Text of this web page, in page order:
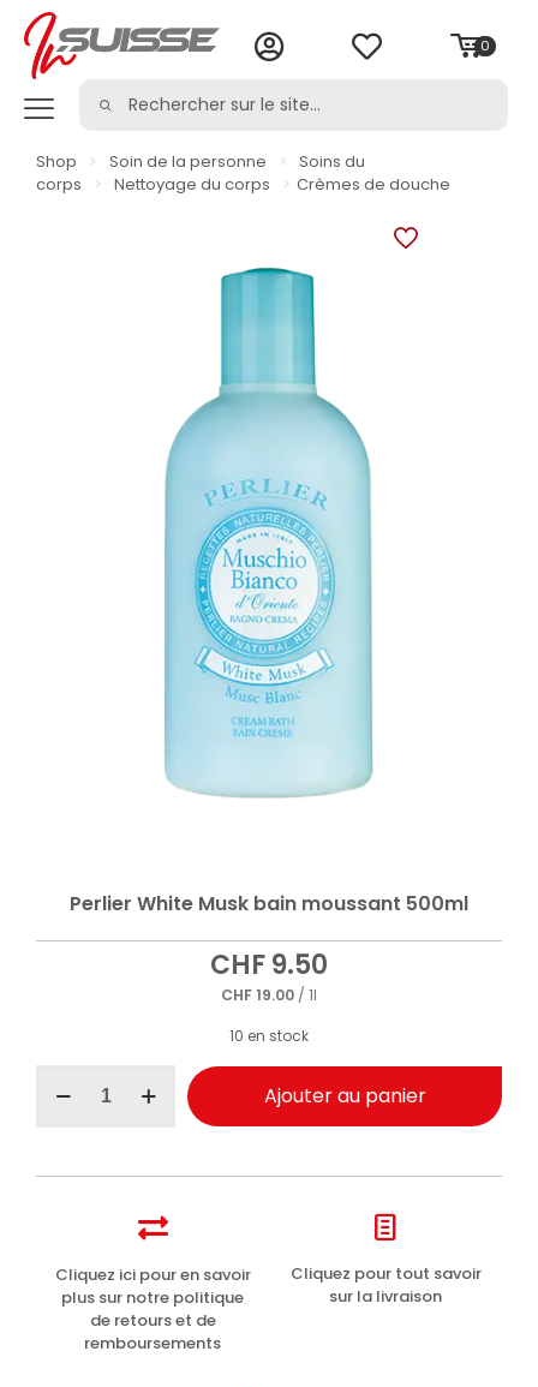
0
Shop > Soin de la personne >
Soins du
corps
> Nettoyage du corps > Crèmes de douche
Perlier White Musk bain moussant 500ml
CHF9.50
CHF19.00 / 1l
10 en stock
Ajouter au panier
Cliquez ici pour en savoir
plus sur notre politique
de retours et de
remboursements
Cliquez pour tout savoir
sur la livraison